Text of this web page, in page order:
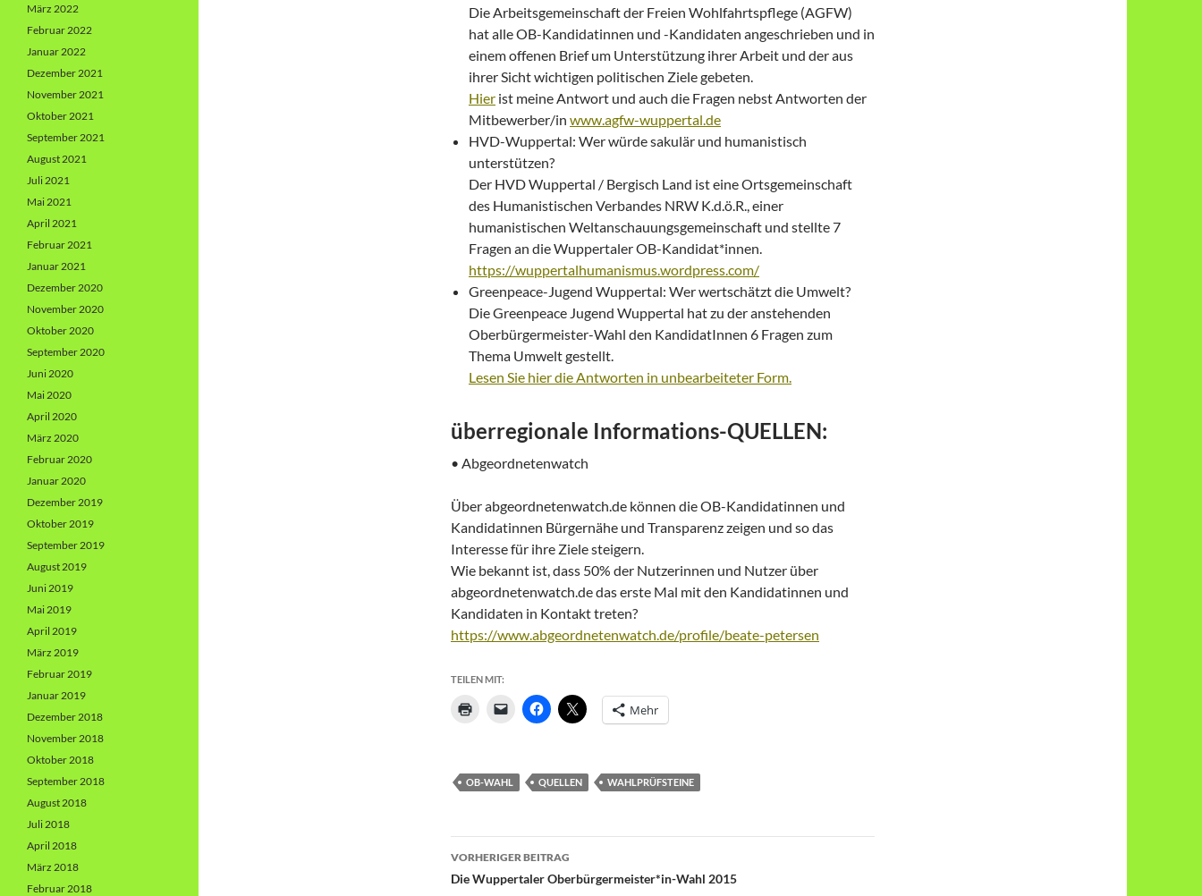
Die Arbeitsgemeinschaft der Freien Wohlfahrtspflege (AGFW)
hat alle OB-Kandidatinnen und -Kandidaten angeschrieben und in
einem offenen Brief um Unterstützung ihrer Arbeit und der aus
ihrer Sicht wichtigen politischen Ziele gebeten.
Hier ist meine Antwort und auch die Fragen nebst Antworten der
Mitbewerber/in www.agfw-wuppertal.de
HVD-Wuppertal: Wer würde sakulär und humanistisch
unterstützen?
Der HVD Wuppertal / Bergisch Land ist eine Ortsgemeinschaft
des Humanistischen Verbandes NRW K.d.ö.R., einer
humanistischen Weltanschauungsgemeinschaft und stellte 7
Fragen an die Wuppertaler OB-Kandidat*innen.
https://wuppertalhumanismus.wordpress.com/
Greenpeace-Jugend Wuppertal: Wer wertschätzt die Umwelt?
Die Greenpeace Jugend Wuppertal hat zu der anstehenden
Oberbürgermeister-Wahl den KandidatInnen 6 Fragen zum
Thema Umwelt gestellt.
Lesen Sie hier die Antworten in unbearbeiteter Form.
überregionale Informations-QUELLEN:
• Abgeordnetenwatch
Über abgeordnetenwatch.de können die OB-Kandidatinnen und
Kandidatinnen Bürgernähe und Transparenz zeigen und so das
Interesse für ihre Ziele steigern.
Wie bekannt ist, dass 50% der Nutzerinnen und Nutzer über
abgeordnetenwatch.de das erste Mal mit den Kandidatinnen und
Kandidaten in Kontakt treten?
https://www.abgeordnetenwatch.de/profile/beate-petersen
TEILEN MIT:
Mehr
OB-WAHL QUELLEN WAHLPRÜFSTEINE
Beitragsnavigation
VORHERIGER BEITRAG
Die Wuppertaler Oberbürgermeister*in-Wahl 2015
März 2022
Februar 2022
Januar 2022
Dezember 2021
November 2021
Oktober 2021
September 2021
August 2021
Juli 2021
Mai 2021
April 2021
Februar 2021
Januar 2021
Dezember 2020
November 2020
Oktober 2020
September 2020
Juni 2020
Mai 2020
April 2020
März 2020
Februar 2020
Januar 2020
Dezember 2019
Oktober 2019
September 2019
August 2019
Juni 2019
Mai 2019
April 2019
März 2019
Februar 2019
Januar 2019
Dezember 2018
November 2018
Oktober 2018
September 2018
August 2018
Juli 2018
April 2018
März 2018
Februar 2018